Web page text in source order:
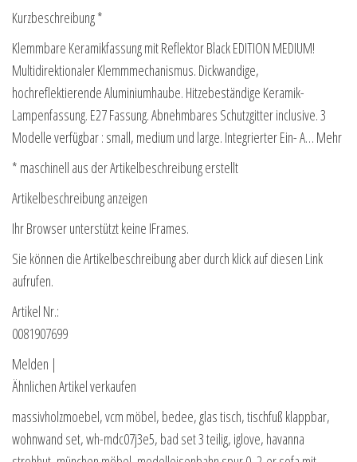
Kurzbeschreibung *
Klemmbare Keramikfassung mit Reflektor Black EDITION MEDIUM!
Multidirektionaler Klemmmechanismus. Dickwandige,
hochreflektierende Aluminiumhaube. Hitzebeständige Keramik-
Lampenfassung. E27 Fassung. Abnehmbares Schutzgitter inclusive. 3
Modelle verfügbar : small, medium und large. Integrierter Ein- A… Mehr
* maschinell aus der Artikelbeschreibung erstellt
Artikelbeschreibung anzeigen
Ihr Browser unterstützt keine IFrames.
Sie können die Artikelbeschreibung aber durch klick auf diesen Link
aufrufen.
Artikel Nr.:
0081907699
Melden |
Ähnlichen Artikel verkaufen
massivholzmoebel, vcm möbel, bedee, glas tisch, tischfuß klappbar,
wohnwand set, wh-mdc07j3e5, bad set 3 teilig, iglove, havanna